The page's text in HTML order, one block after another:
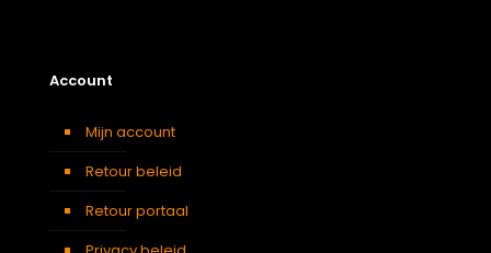
Account
Mijn account
Retour beleid
Retour portaal